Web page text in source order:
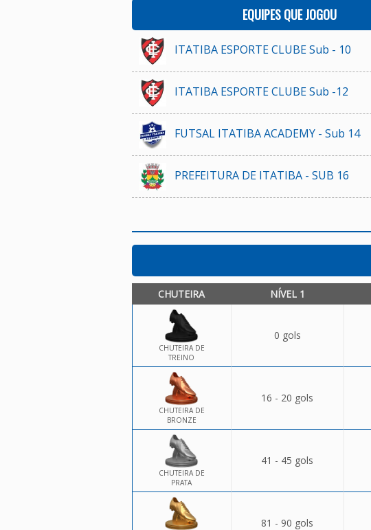
EQUIPES QUE JOGOU
ITATIBA ESPORTE CLUBE Sub - 10
ITATIBA ESPORTE CLUBE Sub -12
FUTSAL ITATIBA ACADEMY - Sub 14
PREFEITURA DE ITATIBA - SUB 16
CHUTEIRA NÍVEL 1
CHUTEIRA DE
TREINO
0 gols
CHUTEIRA DE
BRONZE
16 - 20 gols
CHUTEIRA DE
PRATA
41 - 45 gols
81 - 90 gols